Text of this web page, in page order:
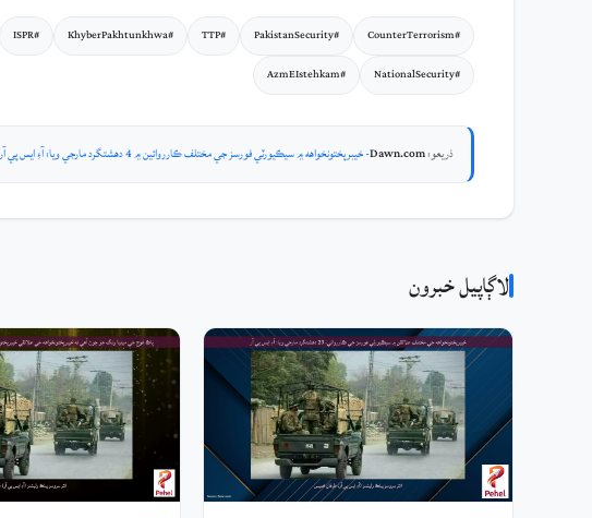
#CounterTerrorism
#PakistanSecurity
#TTP
#KhyberPakhtunkhwa
#ISPR
#NationalSecurity
#AzmEIstehkam
ذريعو:Dawn.com- خيبرپختونخواهه ۾ سيڪيورٽي فورسز جي مختلف ڪارروائين ۾ 4 دهشتگرد مارجي ويا: آءِ ايس پي آر
لاڳاپيل خبرون